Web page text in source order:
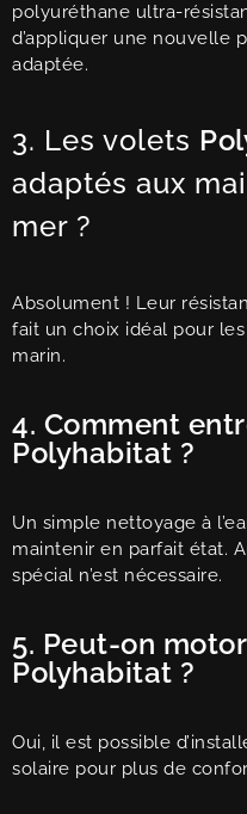
polyuréthane ultra-
d’appliquer une nouvelle
adaptée.
3. Les volets
adaptés aux
mer ?
Absolument ! Leur
fait un choix idéal pour
marin.
4. Comment
Polyhabitat ?
Un simple nettoyage à
maintenir en parfait état.
spécial n’est nécessaire.
5. Peut-on
Polyhabitat ?
Oui, il est possible
solaire pour plus de